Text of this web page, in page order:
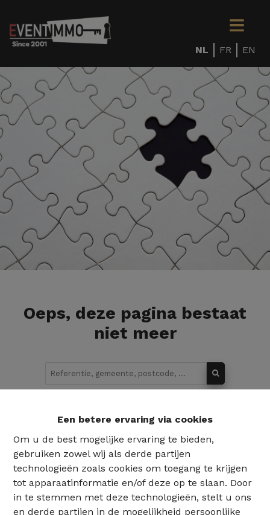
Een betere ervaring via cookies
Om u de best mogelijke ervaring te bieden,
gebruiken zowel wij als derde partijen
technologieën zoals cookies om toegang te krijgen
tot apparaatinformatie en/of deze op te slaan. Door
in te stemmen met deze technologieën, stelt u ons
en derde partijen in de mogelijkheid persoonlijke
NL FR EN
Oeps, deze pagina bestaat
niet meer